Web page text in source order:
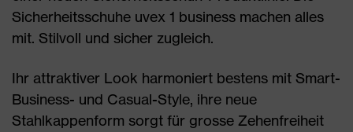
Sicherheitsschuhe uvex 1 business machen alles
mit. Stilvoll und sicher zugleich.
Ihr attraktiver Look harmoniert bestens mit Smart-
Business- und Casual-Style, ihre neue
Stahlkappenform sorgt für grosse Zehenfreiheit